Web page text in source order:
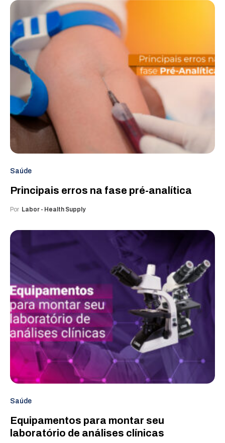
Saúde
Principais erros na fase pré-analítica
Por Labor - Health Supply
Saúde
Equipamentos para montar seu
laboratório de análises clínicas